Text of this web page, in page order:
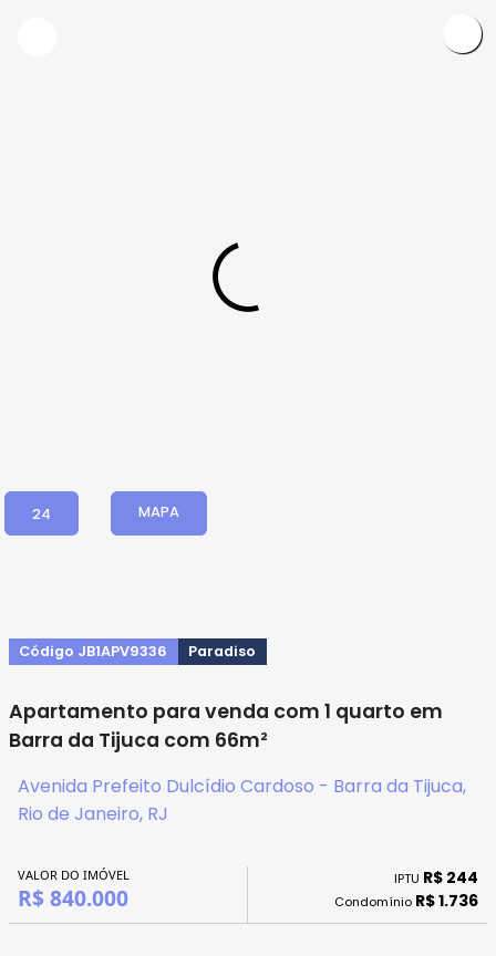
24 MAPA
Código JB1APV9336 Paradiso
Apartamento para venda com 1 quarto em
Barra da Tijuca com 66m²
Avenida Prefeito Dulcídio Cardoso - Barra da Tijuca,
Rio de Janeiro, RJ
VALOR DO IMÓVEL
R$ 840.000
IPTU R$ 244
Condomínio R$ 1.736